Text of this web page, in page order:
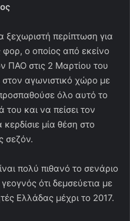
ξεχωριστή περίπτωση για
ο οποίος από εκείνο
ΠΑΟ στις 2 Μαρτίου του
αγωνιστικό χώρο με
όλο αυτό το
και να πείσει τον
μία θέση στο
σεζόν.
πολύ πιθανό το σενάριο
ότι δεμσεύετια με
Ελλάδας μέχρι το 2017.